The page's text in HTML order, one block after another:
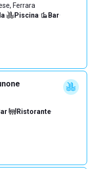
Ferrara
· Piscina· Bar·
· Ristorante·